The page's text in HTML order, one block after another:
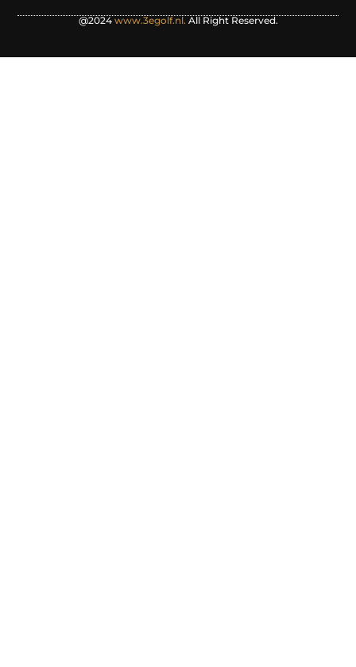
@2024www.3egolf.nl.All Right Reserved.